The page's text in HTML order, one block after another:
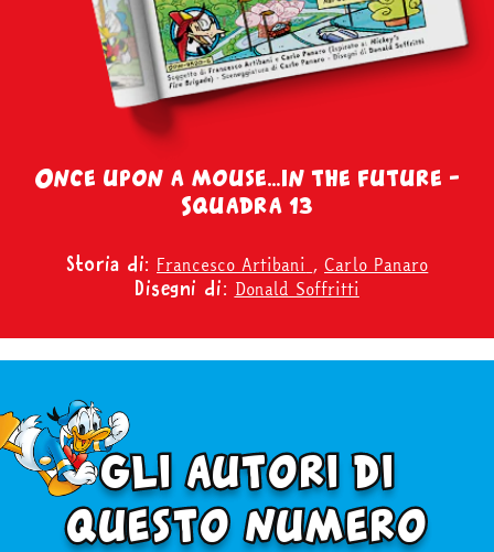
Once upon a mouse…in the future –
Squadra 13
Storia di: Francesco Artibani ,Carlo Panaro
Disegni di: Donald Soffritti
gli autori di
questo numero